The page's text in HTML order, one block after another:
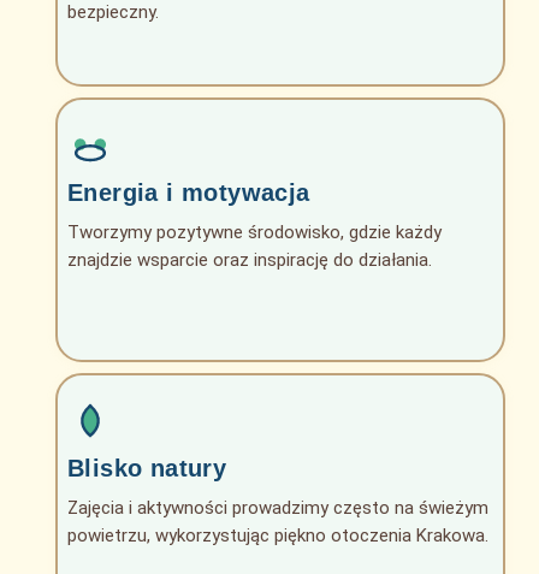
bezpieczny.
Energia i motywacja
Tworzymy pozytywne środowisko, gdzie każdy
znajdzie wsparcie oraz inspirację do działania.
Blisko natury
Zajęcia i aktywności prowadzimy często na świeżym
powietrzu, wykorzystując piękno otoczenia Krakowa.